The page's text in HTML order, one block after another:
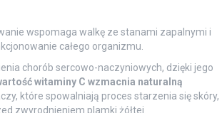
wspomaga walkę ze stanami zapalnymi i
całego organizmu.
chorób sercowo-naczyniowych, dzięki jego
witaminy C wzmacnia naturalną
które spowalniają proces starzenia się skóry,
zwyrodnieniem plamki żółtej.